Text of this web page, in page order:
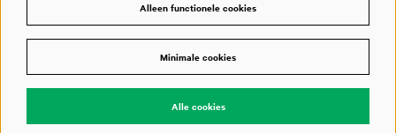
Powered byCultureSuite
Alleen functionele cookies
Minimale cookies
Alle cookies